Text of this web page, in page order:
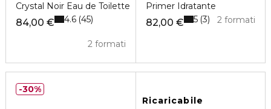
Crystal Noir Eau de Toilette
84,00 €
2 formati
4.6 45
Primer Idratante
82,00 € 2 formati
5 3
30%
Ricaricabile